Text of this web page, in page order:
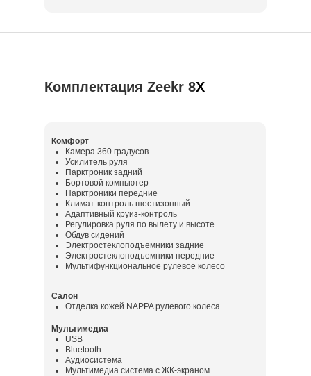
Комплектация Zeekr 8X
Мультимедиа
USB
Bluetooth
Аудиосистема
Мультимедиа система с ЖК-экраном
Салон
Отделка кожей NAPPA рулевого колеса
Комфорт
Камера 360 градусов
Усилитель руля
Парктроник задний
Бортовой компьютер
Парктроники передние
Климат-контроль шестизонный
Адаптивный круиз-контроль
Регулировка руля по вылету и высоте
Обдув сидений
Электростеклоподъемники задние
Электростеклоподъемники передние
Мультифункциональное рулевое колесо